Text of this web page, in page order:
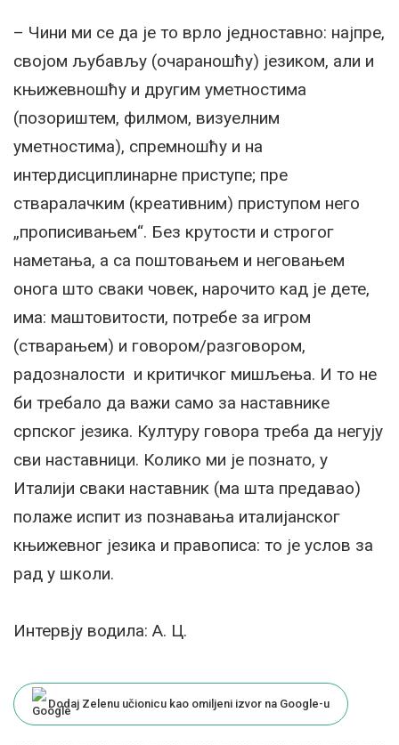
– Чини ми се да је то врло једноставно: најпре,
својом љубављу (очараношћу) језиком, али и
књижевношћу и другим уметностима
(позориштем, филмом, визуелним
уметностима), спремношћу и на
интердисциплинарне приступе; пре
стваралачким (креативним) приступом него
„прописивањем“. Без крутости и строгог
наметања, а са поштовањем и неговањем
онога што сваки човек, нарочито кад је дете,
има: маштовитости, потребе за игром
(стварањем) и говором/разговором,
радозналости и критичког мишљења. И то не
би требало да важи само за наставнике
српског језика. Културу говора треба да негују
сви наставници. Колико ми је познато, у
Италији сваки наставник (ма шта предавао)
полаже испит из познавања италијанског
књижевног језика и правописа: то је услов за
рад у школи.
Интервју водила: А. Ц.
Dodaj Zelenu učionicu kao omiljeni izvor na Google-u